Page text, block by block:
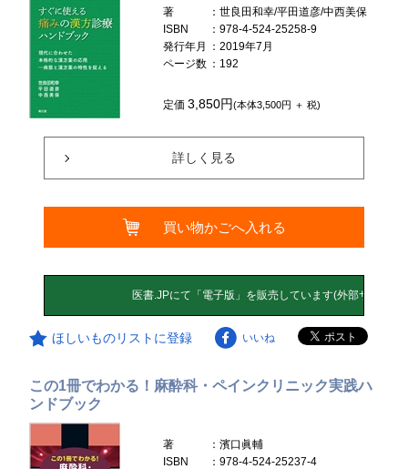
著
：世良田和幸/平田道彦/中西美保
ISBN
：978-4-524-25258-9
発行年月
：2019年7月
ページ数 ：192
定価3,850円(本体3,500円 ＋ 税)
詳しく見る
買い物かごへ入れる
ほしいものリストに登録 いいね
この1冊でわかる！麻酔科・ペインクリニック実践ハ
ンドブック
著
：濱口眞輔
ISBN
：978-4-524-25237-4